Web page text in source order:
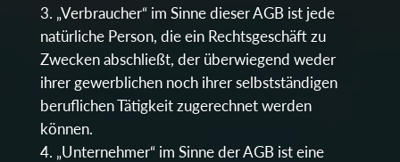
„Verbraucher“ im Sinne dieser AGB ist jede
natürliche Person, die ein Rechtsgeschäft zu
Zwecken abschließt, der überwiegend weder
ihrer gewerblichen noch ihrer selbstständigen
beruflichen Tätigkeit zugerechnet werden
können.
„Unternehmer“ im Sinne der AGB ist eine